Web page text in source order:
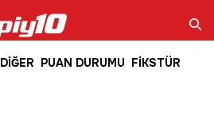
DİĞER PUAN DURUMU FİKSTÜRAra